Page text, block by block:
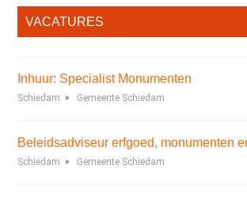
VACATURES
Inhuur: Specialist Monumenten
Schiedam Gemeente Schiedam
Beleidsadviseur erfgoed, monumenten
Schiedam Gemeente Schiedam